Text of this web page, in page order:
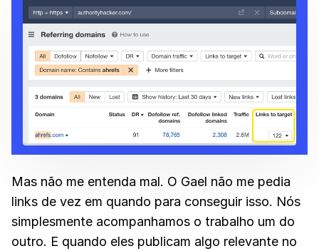
Mas não me entenda mal. O Gael não me pedia
links de vez em quando para conseguir isso. Nós
simplesmente acompanhamos o trabalho um do
outro. E quando eles publicam algo relevante no